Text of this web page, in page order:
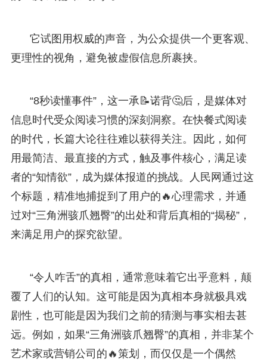
它试图用权威的声音，为公众提供一个更客观、
更理性的视角，避免被虚假信息所裹挟。
“8秒读懂事件”，这一承📝诺背🤔后，是媒体对
信息时代受众阅读习惯的深刻洞察。在快餐式阅读
的时代，长篇大论往往难以获得关注。因此，如何
用最简洁、最直接的方式，触及事件核心，满足读
者的“知情欲”，成为媒体报道的挑战。人民网通过这
个标题，精准地捕捉到了用户的🔥心理需求，并通
过对“三角洲骇爪翘臀”的出处和背后真相的“揭秘”，
来满足用户的探究欲望。
“令人咋舌”的真相，通常意味着它出乎意料，颠
覆了人们的认知。这可能是因为真相本身就极具戏
剧性，也可能是因为我们之前的猜测与事实相去甚
远。例如，如果“三角洲骇爪翘臀”的真相，并非某个
艺术家或营销公司的🔥策划，而仅仅是一个偶然